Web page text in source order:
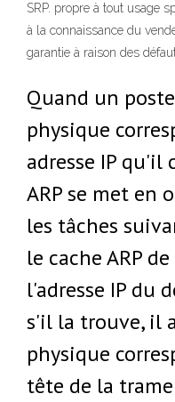
SRP. propre à tout usage
à la connaissance du
garantie à raison des
Quand un
physique
adresse IP qu'il
ARP se met en
les tâches
le cache ARP
l'adresse IP du
s'il la trouve, il
physique
tête de la